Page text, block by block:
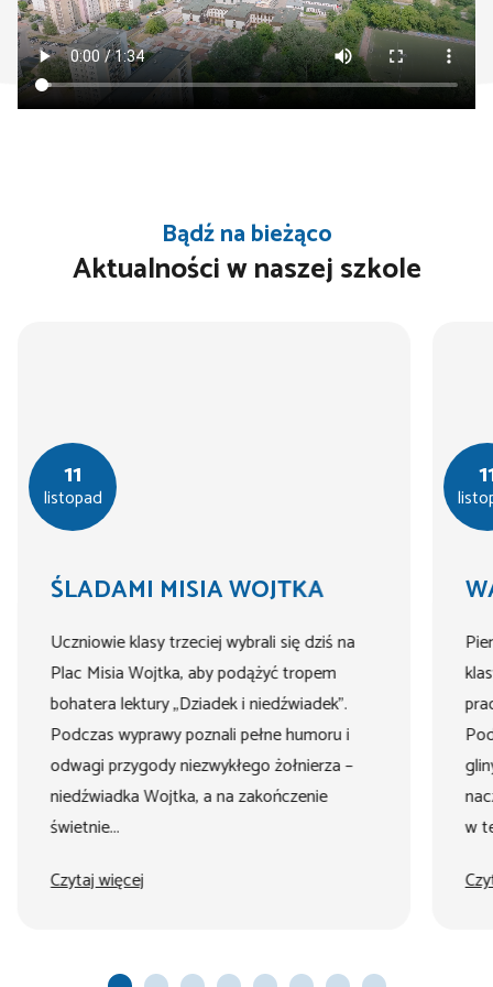
Bądź na bieżąco
Aktualności w naszej szkole
11
listopad
ŚLADAMI MISIA WOJTKA
Uczniowie klasy trzeciej wybrali się dziś na
Plac Misia Wojtka, aby podążyć tropem
bohatera lektury „Dziadek i niedźwiadek”.
Podczas wyprawy poznali pełne humoru i
odwagi przygody niezwykłego żołnierza –
niedźwiadka Wojtka, a na zakończenie
świetnie...
Czytaj więcej
w